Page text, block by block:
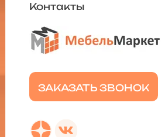
ЗАКАЗАТЬ ЗВОНОК
Контакты